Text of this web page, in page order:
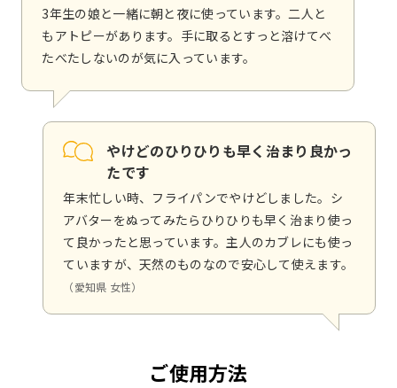
3年生の娘と一緒に朝と夜に使っています。二人と
もアトピーがあります。手に取るとすっと溶けてべ
たべたしないのが気に入っています。
やけどのひりひりも早く治まり良かっ
たです
年末忙しい時、フライパンでやけどしました。シ
アバターをぬってみたらひりひりも早く治まり使っ
て良かったと思っています。主人のカブレにも使っ
ていますが、天然のものなので安心して使えます。
（愛知県 女性）
ご使用方法